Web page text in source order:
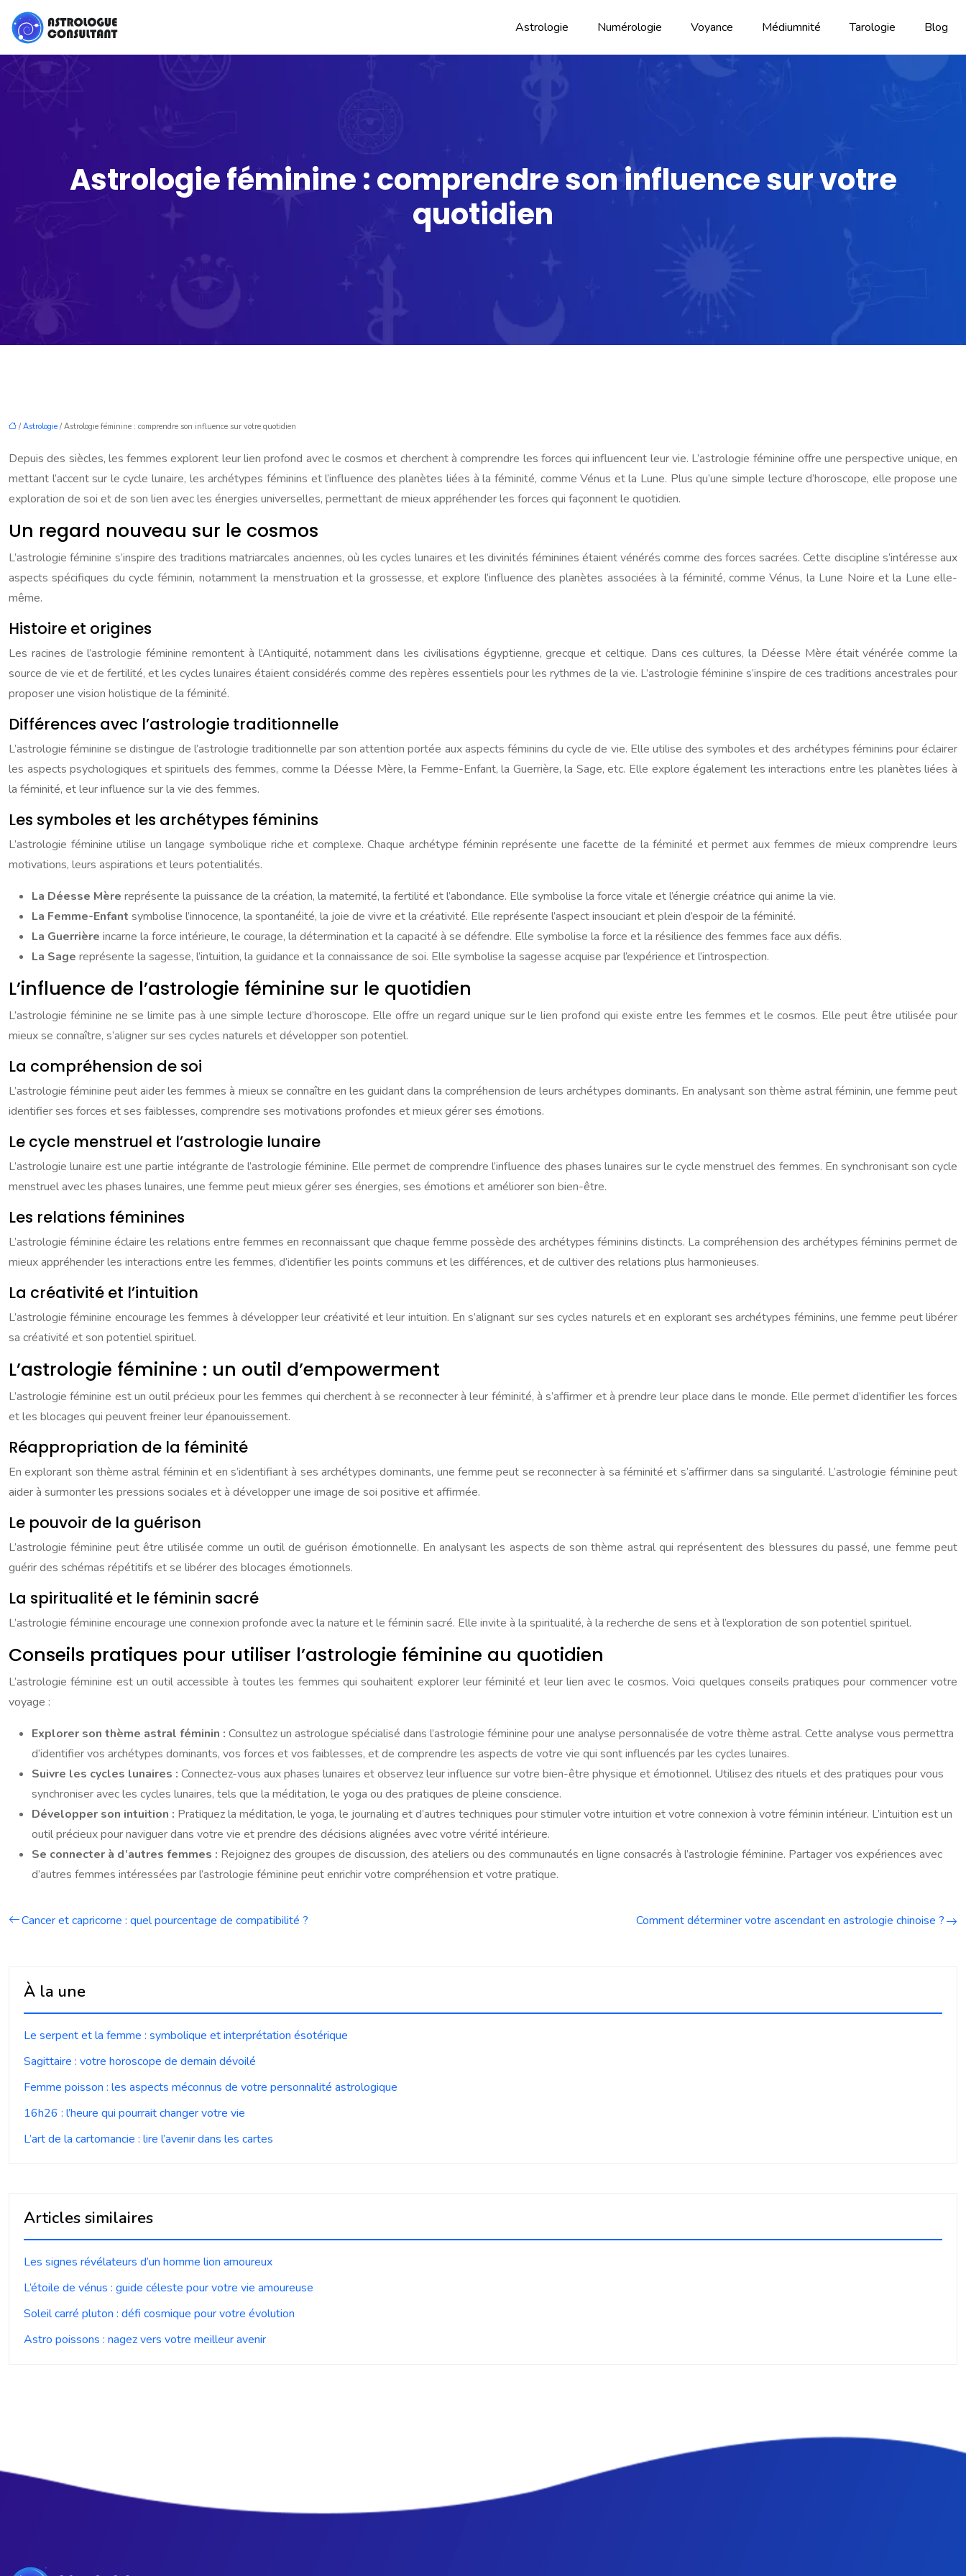
Astrologie Numérologie Voyance Médiumnité Tarologie Blog
Astrologie féminine : comprendre son influence sur votre
quotidien
/Astrologie / Astrologie féminine : comprendre son influence sur votre quotidien
Depuis des siècles, les femmes explorent leur lien profond avec le cosmos et cherchent à comprendre les forces qui influencent leur vie. L’astrologie féminine offre une perspective unique, en
mettant l’accent sur le cycle lunaire, les archétypes féminins et l’influence des planètes liées à la féminité, comme Vénus et la Lune. Plus qu’une simple lecture d’horoscope, elle propose une
exploration de soi et de son lien avec les énergies universelles, permettant de mieux appréhender les forces qui façonnent le quotidien.
Un regard nouveau sur le cosmos
L’astrologie féminine s’inspire des traditions matriarcales anciennes, où les cycles lunaires et les divinités féminines étaient vénérés comme des forces sacrées. Cette discipline s’intéresse aux
aspects spécifiques du cycle féminin, notamment la menstruation et la grossesse, et explore l’influence des planètes associées à la féminité, comme Vénus, la Lune Noire et la Lune elle-
même.
Histoire et origines
Les racines de l’astrologie féminine remontent à l’Antiquité, notamment dans les civilisations égyptienne, grecque et celtique. Dans ces cultures, la Déesse Mère était vénérée comme la
source de vie et de fertilité, et les cycles lunaires étaient considérés comme des repères essentiels pour les rythmes de la vie. L’astrologie féminine s’inspire de ces traditions ancestrales pour
proposer une vision holistique de la féminité.
Différences avec l’astrologie traditionnelle
L’astrologie féminine se distingue de l’astrologie traditionnelle par son attention portée aux aspects féminins du cycle de vie. Elle utilise des symboles et des archétypes féminins pour éclairer
les aspects psychologiques et spirituels des femmes, comme la Déesse Mère, la Femme-Enfant, la Guerrière, la Sage, etc. Elle explore également les interactions entre les planètes liées à
la féminité, et leur influence sur la vie des femmes.
Les symboles et les archétypes féminins
L’astrologie féminine utilise un langage symbolique riche et complexe. Chaque archétype féminin représente une facette de la féminité et permet aux femmes de mieux comprendre leurs
motivations, leurs aspirations et leurs potentialités.
La Déesse Mère représente la puissance de la création, la maternité, la fertilité et l’abondance. Elle symbolise la force vitale et l’énergie créatrice qui anime la vie.
La Femme-Enfant symbolise l’innocence, la spontanéité, la joie de vivre et la créativité. Elle représente l’aspect insouciant et plein d’espoir de la féminité.
La Guerrière incarne la force intérieure, le courage, la détermination et la capacité à se défendre. Elle symbolise la force et la résilience des femmes face aux défis.
La Sage représente la sagesse, l’intuition, la guidance et la connaissance de soi. Elle symbolise la sagesse acquise par l’expérience et l’introspection.
L’influence de l’astrologie féminine sur le quotidien
L’astrologie féminine ne se limite pas à une simple lecture d’horoscope. Elle offre un regard unique sur le lien profond qui existe entre les femmes et le cosmos. Elle peut être utilisée pour
mieux se connaître, s’aligner sur ses cycles naturels et développer son potentiel.
La compréhension de soi
L’astrologie féminine peut aider les femmes à mieux se connaître en les guidant dans la compréhension de leurs archétypes dominants. En analysant son thème astral féminin, une femme peut
identifier ses forces et ses faiblesses, comprendre ses motivations profondes et mieux gérer ses émotions.
Le cycle menstruel et l’astrologie lunaire
L’astrologie lunaire est une partie intégrante de l’astrologie féminine. Elle permet de comprendre l’influence des phases lunaires sur le cycle menstruel des femmes. En synchronisant son cycle
menstruel avec les phases lunaires, une femme peut mieux gérer ses énergies, ses émotions et améliorer son bien-être.
Les relations féminines
L’astrologie féminine éclaire les relations entre femmes en reconnaissant que chaque femme possède des archétypes féminins distincts. La compréhension des archétypes féminins permet de
mieux appréhender les interactions entre les femmes, d’identifier les points communs et les différences, et de cultiver des relations plus harmonieuses.
La créativité et l’intuition
L’astrologie féminine encourage les femmes à développer leur créativité et leur intuition. En s’alignant sur ses cycles naturels et en explorant ses archétypes féminins, une femme peut libérer
sa créativité et son potentiel spirituel.
L’astrologie féminine : un outil d’empowerment
L’astrologie féminine est un outil précieux pour les femmes qui cherchent à se reconnecter à leur féminité, à s’affirmer et à prendre leur place dans le monde. Elle permet d’identifier les forces
et les blocages qui peuvent freiner leur épanouissement.
Réappropriation de la féminité
En explorant son thème astral féminin et en s’identifiant à ses archétypes dominants, une femme peut se reconnecter à sa féminité et s’affirmer dans sa singularité. L’astrologie féminine peut
aider à surmonter les pressions sociales et à développer une image de soi positive et affirmée.
Le pouvoir de la guérison
L’astrologie féminine peut être utilisée comme un outil de guérison émotionnelle. En analysant les aspects de son thème astral qui représentent des blessures du passé, une femme peut
guérir des schémas répétitifs et se libérer des blocages émotionnels.
La spiritualité et le féminin sacré
L’astrologie féminine encourage une connexion profonde avec la nature et le féminin sacré. Elle invite à la spiritualité, à la recherche de sens et à l’exploration de son potentiel spirituel.
Conseils pratiques pour utiliser l’astrologie féminine au quotidien
L’astrologie féminine est un outil accessible à toutes les femmes qui souhaitent explorer leur féminité et leur lien avec le cosmos. Voici quelques conseils pratiques pour commencer votre
voyage :
Explorer son thème astral féminin : Consultez un astrologue spécialisé dans l’astrologie féminine pour une analyse personnalisée de votre thème astral. Cette analyse vous permettra
d’identifier vos archétypes dominants, vos forces et vos faiblesses, et de comprendre les aspects de votre vie qui sont influencés par les cycles lunaires.
Suivre les cycles lunaires : Connectez-vous aux phases lunaires et observez leur influence sur votre bien-être physique et émotionnel. Utilisez des rituels et des pratiques pour vous
synchroniser avec les cycles lunaires, tels que la méditation, le yoga ou des pratiques de pleine conscience.
Développer son intuition : Pratiquez la méditation, le yoga, le journaling et d’autres techniques pour stimuler votre intuition et votre connexion à votre féminin intérieur. L’intuition est un
outil précieux pour naviguer dans votre vie et prendre des décisions alignées avec votre vérité intérieure.
Se connecter à d’autres femmes : Rejoignez des groupes de discussion, des ateliers ou des communautés en ligne consacrés à l’astrologie féminine. Partager vos expériences avec
d’autres femmes intéressées par l’astrologie féminine peut enrichir votre compréhension et votre pratique.
Cancer et capricorne : quel pourcentage de compatibilité ? Comment déterminer votre ascendant en astrologie chinoise ?
À la une
Le serpent et la femme : symbolique et interprétation ésotérique
Sagittaire : votre horoscope de demain dévoilé
Femme poisson : les aspects méconnus de votre personnalité astrologique
16h26 : l’heure qui pourrait changer votre vie
L’art de la cartomancie : lire l’avenir dans les cartes
Articles similaires
Les signes révélateurs d’un homme lion amoureux
L’étoile de vénus : guide céleste pour votre vie amoureuse
Soleil carré pluton : défi cosmique pour votre évolution
Astro poissons : nagez vers votre meilleur avenir